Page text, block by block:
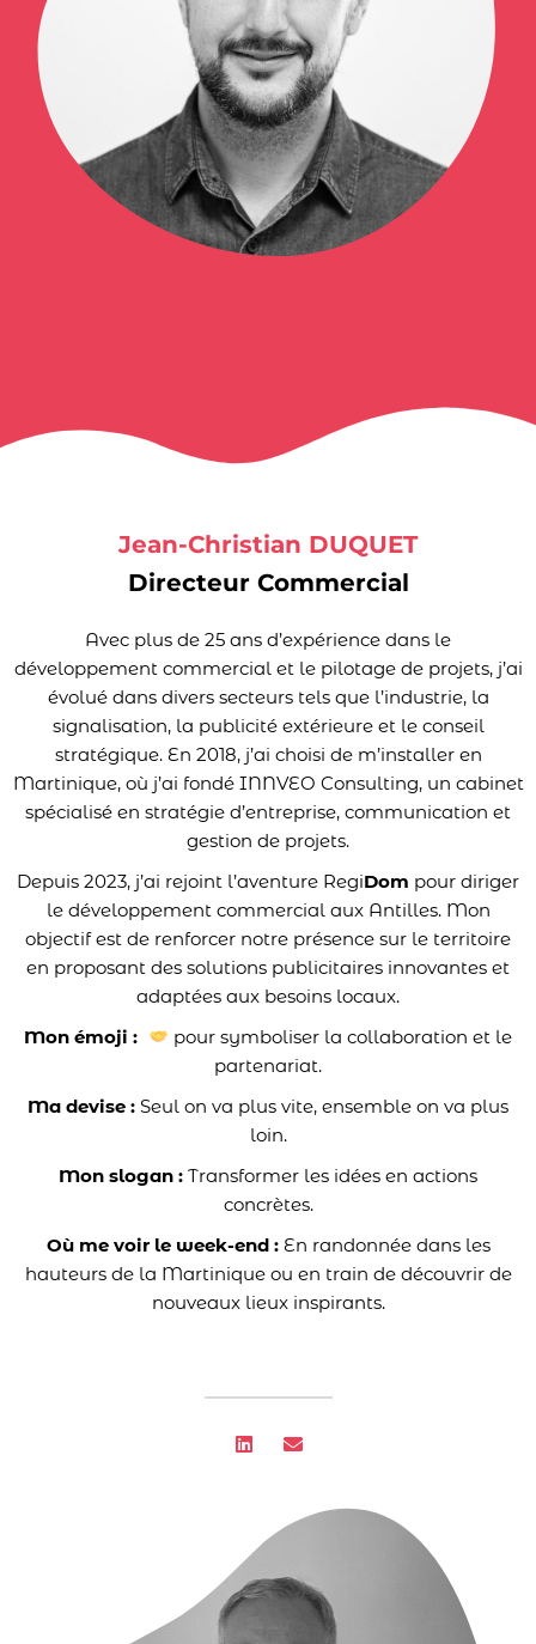
Jean-Christian DUQUET
Directeur Commercial
Avec plus de 25 ans d’expérience dans le
développement commercial et le pilotage de projets, j’ai
évolué dans divers secteurs tels que l’industrie, la
signalisation, la publicité extérieure et le conseil
stratégique. En 2018, j’ai choisi de m’installer en
Martinique, où j’ai fondé INNVEO Consulting, un cabinet
spécialisé en stratégie d’entreprise, communication et
gestion de projets.
Depuis 2023, j’ai rejoint l’aventure RegiDom pour diriger
le développement commercial aux Antilles. Mon
objectif est de renforcer notre présence sur le territoire
en proposant des solutions publicitaires innovantes et
adaptées aux besoins locaux.
Mon émoji :
pour symboliser la collaboration et le
partenariat.
Ma devise : Seul on va plus vite, ensemble on va plus
loin.
Mon slogan : Transformer les idées en actions
concrètes.
Où me voir le week-end : En randonnée dans les
hauteurs de la Martinique ou en train de découvrir de
nouveaux lieux inspirants.